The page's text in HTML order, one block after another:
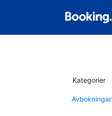
Kategorier
Avbokningar